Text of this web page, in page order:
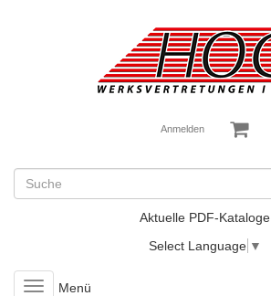
Anmelden
Aktuelle PDF-Kataloge
Select Language ▼
ToggleMenü